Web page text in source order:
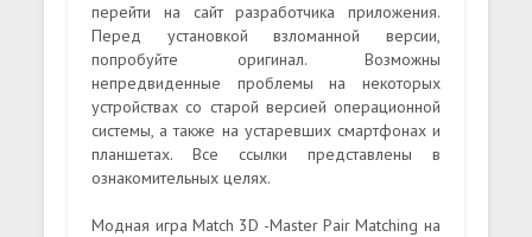
перейти на сайт разработчика приложения.
Перед установкой взломанной версии,
попробуйте оригинал. Возможны
непредвиденные проблемы на некоторых
устройствах со старой версией операционной
системы, а также на устаревших смартфонах и
планшетах. Все ссылки представлены в
ознакомительных целях.
Модная игра Match 3D -Master Pair Matching на